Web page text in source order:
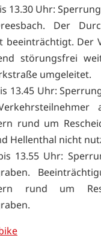
13.30 Uhr:
Der
beeinträchtigt. Der
störungsfrei
umgeleitet.
13.45 Uhr:
rund um
Hellenthal nicht
13.55 Uhr:
rund um